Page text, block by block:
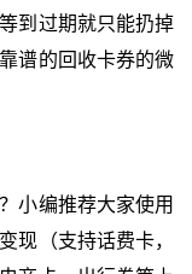
到过期就只能扔掉
谱的回收卡券的微
小编推荐大家使用
现（支持话费卡，